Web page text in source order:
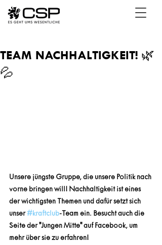
TEAM NACHHALTIGKEIT! 🌿
💦
Unsere jüngste Gruppe, die unsere Politik nach
vorne bringen will! Nachhaltigkeit ist eines
der wichtigsten Themen und dafür setzt sich
unser #kraftclub-Team ein. Besucht auch die
Seite der "Jungen Mitte" auf Facebook, um
mehr über sie zu erfahren!